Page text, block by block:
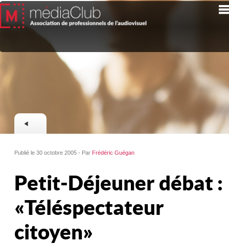
Publié le 30 octobre 2005 - Par Frédéric Guégan
Petit-Déjeuner débat :
« Téléspectateur
citoyen »